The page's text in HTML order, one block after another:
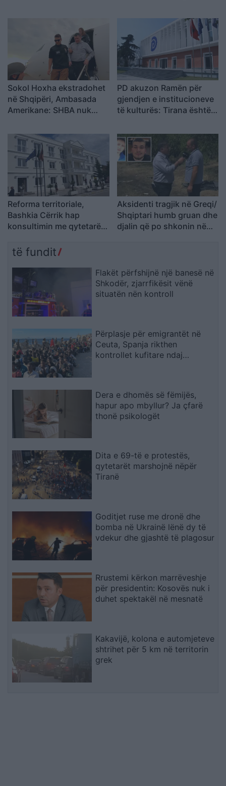
sheshin “Skënderbej”:
Fuqia qëndron te
bashkimi
Sokol Hoxha ekstradohet
në Shqipëri, Ambasada
Amerikane: SHBA nuk
kriminelët që abuzojnë me
sistemin e emigracionit
PD akuzon Ramën për
gjendjen e institucioneve
të kulturës: Tirana është
dhe Cirk Kombëtar
Reforma territoriale,
Bashkia Cërrik hap
konsultimin me qytetarët,
udhëhiqet nga nevojat e
komunitetit
Aksidenti tragjik në Greqi/
Shqiptari humb gruan dhe
djalin që po shkonin në
të fundit
Flakët përfshijnë një banesë në
Shkodër, zjarrfikësit vënë
situatën nën kontroll
Përplasje për emigrantët në
Ceuta, Spanja rikthen
kontrollet kufitare ndaj
Dera e dhomës së fëmijës,
hapur apo mbyllur? Ja çfarë
thonë psikologët
Dita e 69-të e protestës,
qytetarët marshojnë nëpër
Tiranë
Goditjet ruse me dronë dhe
bomba në Ukrainë lënë dy të
vdekur dhe gjashtë të plagosur
Rrustemi kërkon marrëveshje
për presidentin: Kosovës nuk i
duhet spektakël në mesnatë
Kakavijë, kolona e automjeteve
shtrihet për 5 km në territorin
grek